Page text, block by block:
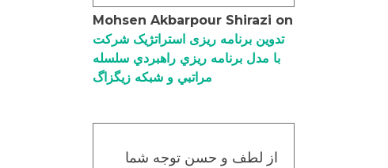
Mohsen Akbarpour Shirazi on
تدوین برنامه ریزی استراتژیک شرکت
با مدل برنامه ریزي راهبردي سلسله
مراتبي و شبکه زیگزاگ
از لطف و حسن توجه شما